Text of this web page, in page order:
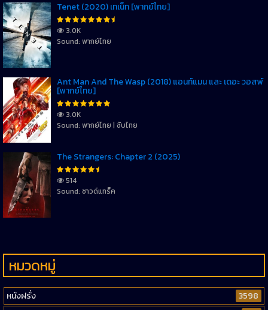
Tenet (2020) เทเน็ท [พากย์ไทย]
3.0K
Sound: พากย์ไทย
Ant Man And The Wasp (2018) แอนท์แมน และ เดอะ วอสพ์
[พากย์ไทย]
3.0K
Sound: พากย์ไทย | ซับไทย
The Strangers: Chapter 2 (2025)
514
Sound: ซาวด์แทร็ค
หมวดหมู่
หนังฝรั่ง
3598